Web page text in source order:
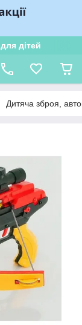
дітей
Дитяча зброя,